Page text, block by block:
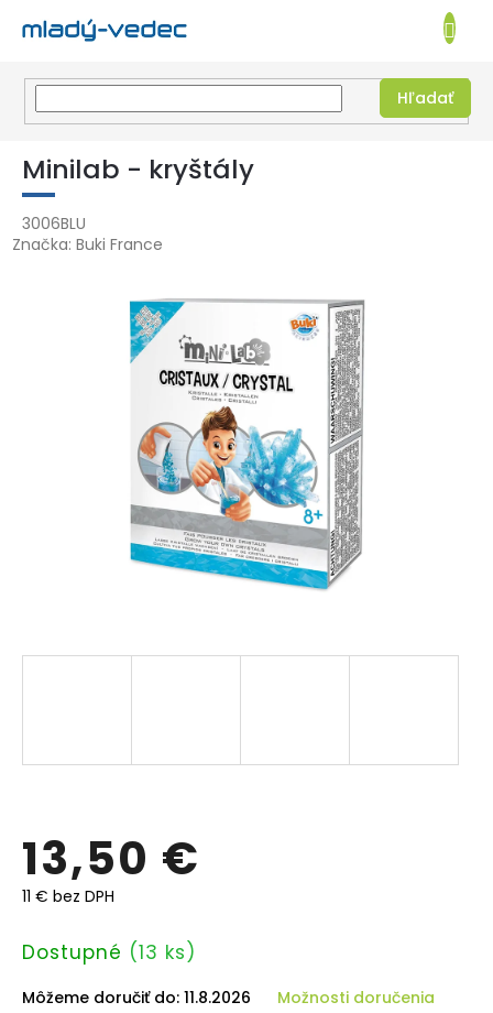
Prejsť
obsah
EUR
Hľadať
KOŠÍK
Minilab - kryštály
3006BLU
Značka: Buki France
13,50 €
11 € bez DPH
Jednotková
Dostupné (13 ks)
Môžeme doručiť do: 11.8.2026 Možnosti doručenia